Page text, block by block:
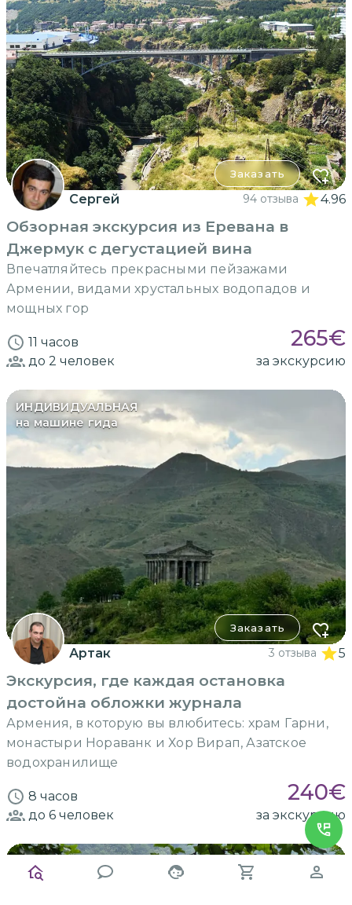
Заказать
Сергей 94 отзыва 4.96
Обзорная экскурсия из Еревана в
Джермук с дегустацией вина
Впечатляйтесь прекрасными пейзажами
Армении, видами хрустальных водопадов и
мощных гор
11 часов 265€
до 2 человек за экскурсию
ИНДИВИДУАЛЬНАЯ
на машине гида
Заказать
Артак 3 отзыва 5
Экскурсия, где каждая остановка
достойна обложки журнала
Армения, в которую вы влюбитесь: храм Гарни,
монастыри Нораванк и Хор Вирап, Азатское
водохранилище
8 часов 240€
до 6 человек за экскурсию
на машине гида